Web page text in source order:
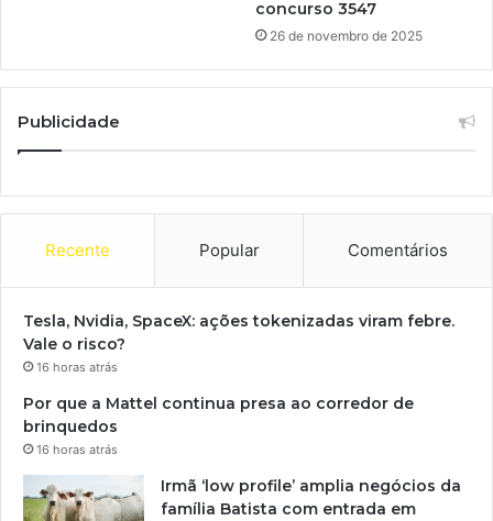
concurso 3547
26 de novembro de 2025
Publicidade
Recente Popular Comentários
Tesla, Nvidia, SpaceX: ações tokenizadas viram febre.
Vale o risco?
16 horas atrás
Por que a Mattel continua presa ao corredor de
brinquedos
16 horas atrás
Irmã ‘low profile’ amplia negócios da
família Batista com entrada em